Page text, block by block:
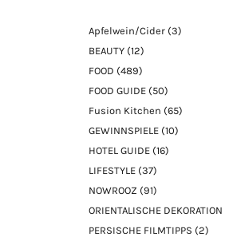
Apfelwein/Cider (3)
BEAUTY (12)
FOOD (489)
FOOD GUIDE (50)
Fusion Kitchen (65)
GEWINNSPIELE (10)
HOTEL GUIDE (16)
LIFESTYLE (37)
NOWROOZ (91)
ORIENTALISCHE DEKORATION
PERSISCHE FILMTIPPS (2)